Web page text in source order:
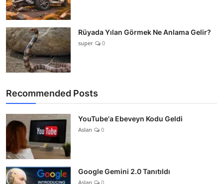
Rüyada Yılan Görmek Ne Anlama Gelir?
super 0
Recommended Posts
YouTube'a Ebeveyn Kodu Geldi
Aslan 0
Google Gemini 2.0 Tanıtıldı
Aslan 0